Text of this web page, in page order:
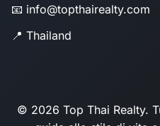
📧 info@topthairealty.com
📍 Thailand
© 2026 Top Thai Realty.